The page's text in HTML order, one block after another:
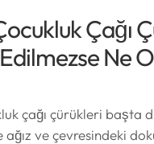
Çağı
Ne
çağı çürükleri başta
ağız ve çevresindeki